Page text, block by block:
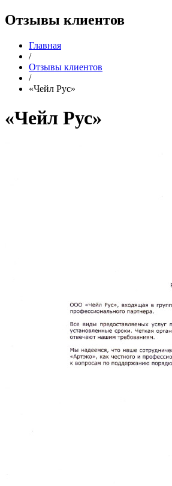
Отзывы клиентов
Главная
/
Отзывы клиентов
/
«Чейл Рус»
«Чейл Рус»